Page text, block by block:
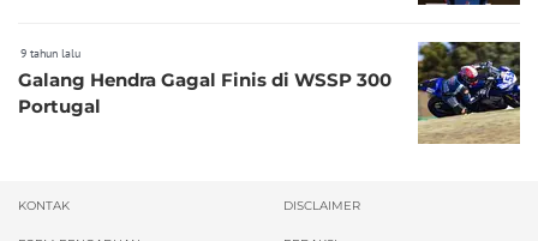
9 tahun lalu
Galang Hendra Gagal Finis di WSSP 300
Portugal
KONTAK DISCLAIMER